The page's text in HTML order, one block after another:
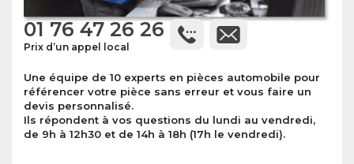
01 76 47 26 26
Prix d’un appel local
Une équipe de 10 experts en pièces automobile pour
référencer votre pièce sans erreur et vous faire un
devis personnalisé.
Ils répondent à vos questions du lundi au vendredi,
de 9h à 12h30 et de 14h à 18h (17h le vendredi).